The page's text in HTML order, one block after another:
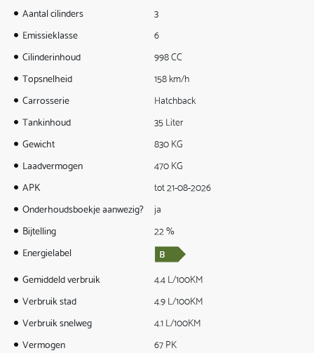
Aantal cilinders
3
Emissieklasse
6
Cilinderinhoud
998 CC
Topsnelheid
158 km/h
Carrosserie
Hatchback
Tankinhoud
35 Liter
Gewicht
830 KG
Laadvermogen
470 KG
APK
tot 21-08-2026
Onderhoudsboekje aanwezig?
ja
Bijtelling
22 %
Energielabel
Gemiddeld verbruik
4.4 L/100KM
Verbruik stad
4.9 L/100KM
Verbruik snelweg
4.1 L/100KM
Vermogen
67 PK